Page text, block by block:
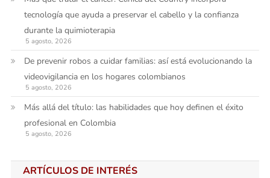
tecnología que ayuda a preservar el cabello y la confianza
durante la quimioterapia
5 agosto, 2026
De prevenir robos a cuidar familias: así está evolucionando la
videovigilancia en los hogares colombianos
5 agosto, 2026
Más allá del título: las habilidades que hoy definen el éxito
profesional en Colombia
5 agosto, 2026
ARTÍCULOS DE INTERÉS